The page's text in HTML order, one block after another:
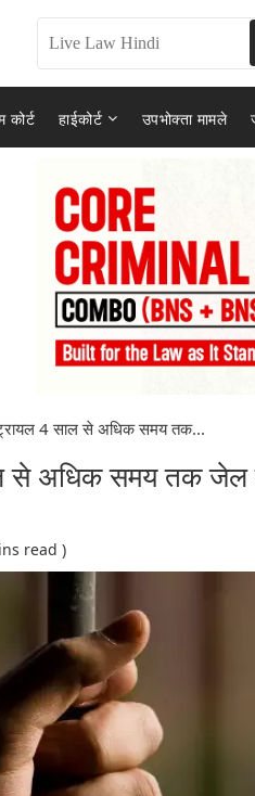
कोर्ट हाईकोर्ट उपभोक्ता मामले
ट्रायल 4 साल से अधिक समय तक...
से अधिक समय तक जेल
read )